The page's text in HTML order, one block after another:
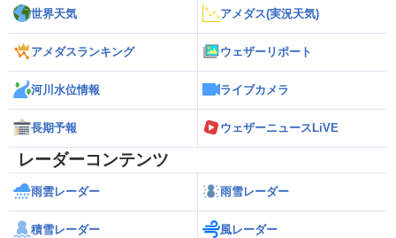
世界天気 アメダス(実況天気)
アメダスランキング ウェザーリポート
河川水位情報 ライブカメラ
長期予報 ウェザーニュースLiVE
レーダーコンテンツ
雨雲レーダー 雨雪レーダー
積雪レーダー 風レーダー